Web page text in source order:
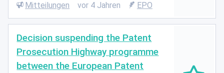
Mitteilungen vor 4 Jahren EPO
Decision suspending the Patent
Prosecution Highway programme
between the European Patent